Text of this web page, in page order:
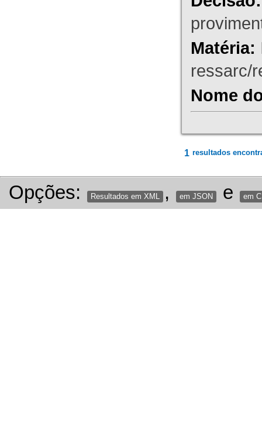
Matéria:
ressarc/
Nome
1 resultados
Opções: Resultados em XML , em JSON e em